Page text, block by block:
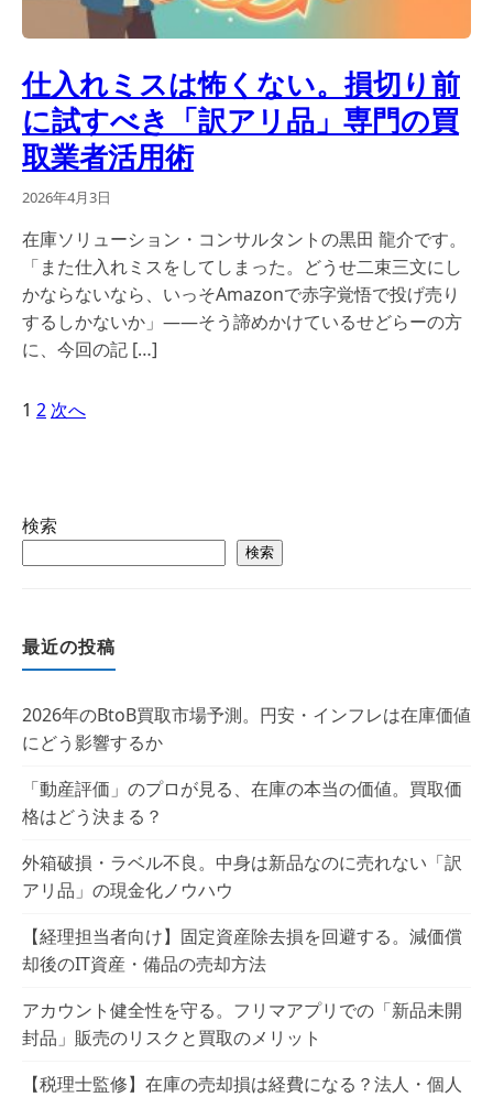
仕入れミスは怖くない。損切り前
に試すべき「訳アリ品」専門の買
取業者活用術
2026年4月3日
在庫ソリューション・コンサルタントの黒田 龍介です。
「また仕入れミスをしてしまった。どうせ二束三文にし
かならないなら、いっそAmazonで赤字覚悟で投げ売り
するしかないか」——そう諦めかけているせどらーの方
に、今回の記 […]
1 2 次へ
検索
検索
最近の投稿
2026年のBtoB買取市場予測。円安・インフレは在庫価値
にどう影響するか
「動産評価」のプロが見る、在庫の本当の価値。買取価
格はどう決まる？
外箱破損・ラベル不良。中身は新品なのに売れない「訳
アリ品」の現金化ノウハウ
【経理担当者向け】固定資産除去損を回避する。減価償
却後のIT資産・備品の売却方法
アカウント健全性を守る。フリマアプリでの「新品未開
封品」販売のリスクと買取のメリット
【税理士監修】在庫の売却損は経費になる？法人・個人